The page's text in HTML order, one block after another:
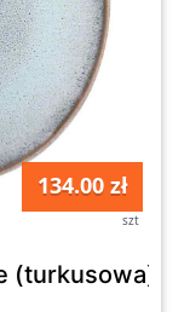
134.00 zł
szt
(turkusowa)